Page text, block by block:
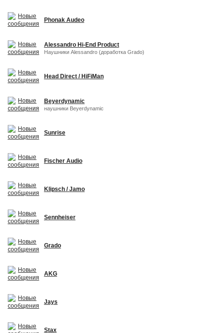
Phonak Audeo
Alessandro Hi-End Product
Наушники Alessandro (доработка Grado)
Head Direct / HiFiMan
Beyerdynamic
наушники Beyerdynamic
Sunrise
Fischer Audio
Klipsch / Jamo
Sennheiser
Grado
AKG
Jays
Stax